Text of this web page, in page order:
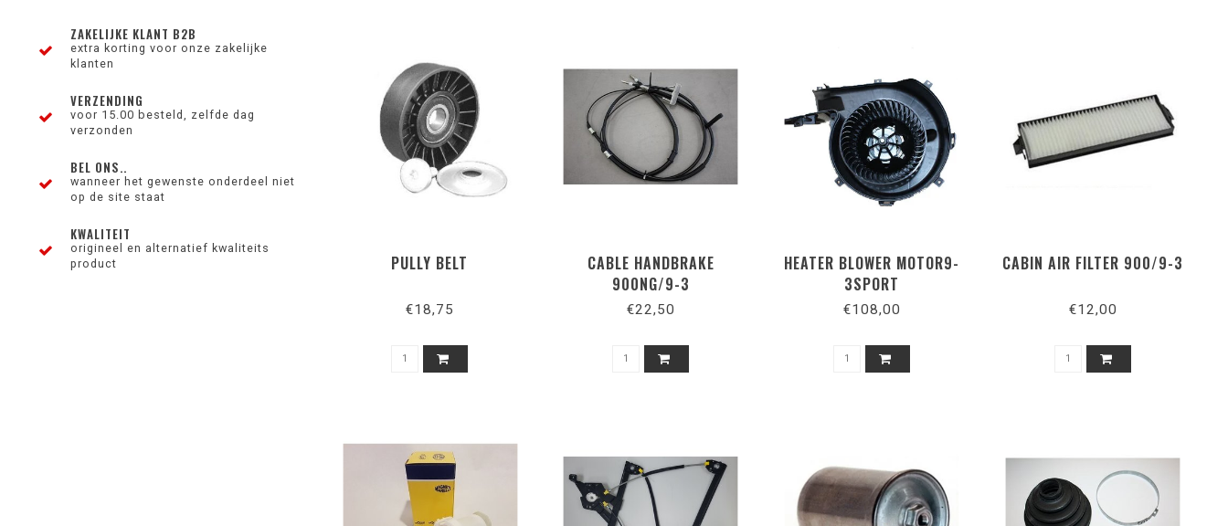
ZAKELIJKE KLANT B2B
extra korting voor onze zakelijke
klanten
VERZENDING
voor 15.00 besteld, zelfde dag
verzonden
BEL ONS..
wanneer het gewenste onderdeel niet
op de site staat
KWALITEIT
origineel en alternatief kwaliteits
product
PULLY BELT
€18,75
CABLE HANDBRAKE
900NG/9-3
€22,50
HEATER BLOWER MOTOR9-
3SPORT
€108,00
CABIN AIR FILTER 900/9-3
€12,00